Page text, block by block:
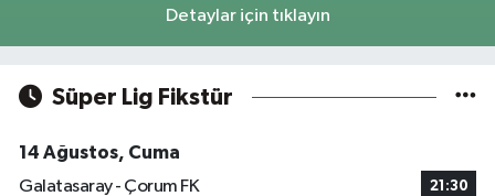
Detaylar için tıklayın
Süper Lig Fikstür
14 Ağustos, Cuma
Galatasaray - Çorum FK
21:30